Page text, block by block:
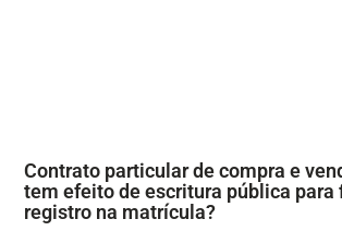
Contrato particular de compra e
tem efeito de escritura pública para
registro na matrícula?